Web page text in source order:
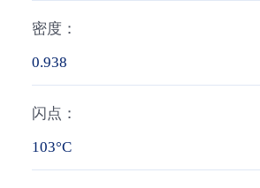
密度：
0.938
闪点：
103°C